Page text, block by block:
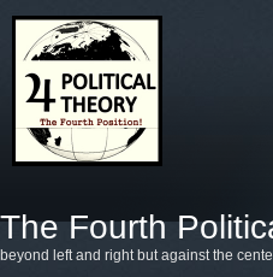
The Fourth
beyond left and right but against the